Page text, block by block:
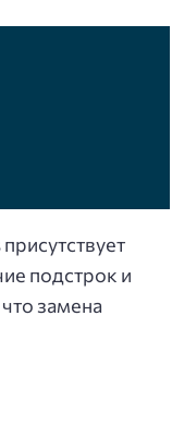
подстрок и
замена